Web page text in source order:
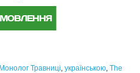
Монолог Травниці, українською, The